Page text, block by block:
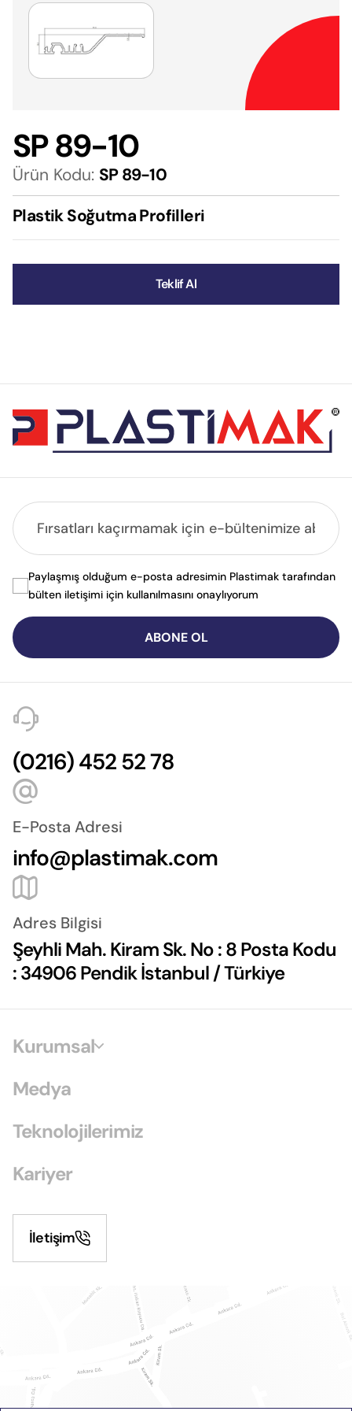
SP 89-10
Ürün Kodu: SP 89-10
Plastik Soğutma Profilleri
Teklif Al
ABONE OL
Paylaşmış olduğum e-posta adresimin Plastimak tarafından
bülten iletişimi için kullanılmasını onaylıyorum
(0216) 452 52 78
E-Posta Adresi
info@plastimak.com
Adres Bilgisi
Şeyhli Mah. Kiram Sk. No : 8 Posta Kodu
: 34906 Pendik İstanbul / Türkiye
Kurumsal
Medya
Teknolojilerimiz
Kariyer
İletişim